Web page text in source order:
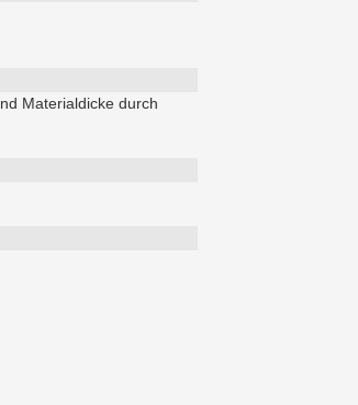
Materialdicke durch